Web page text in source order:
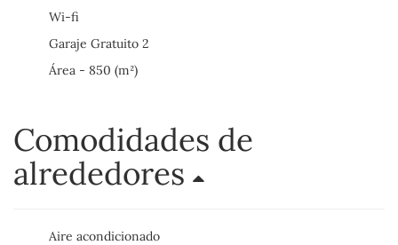
Wi-fi
Garaje Gratuito 2
Área - 850 (m²)
Comodidades de
alrededores
Aire acondicionado